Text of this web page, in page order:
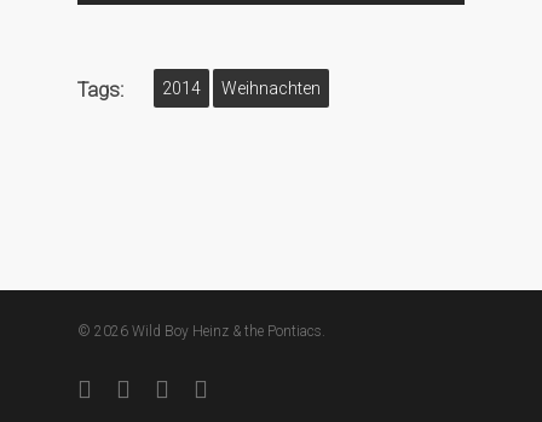
Tags: 2014 Weihnachten
© 2026 Wild Boy Heinz & the Pontiacs.
facebookyoutubeinstagramsoundcloud